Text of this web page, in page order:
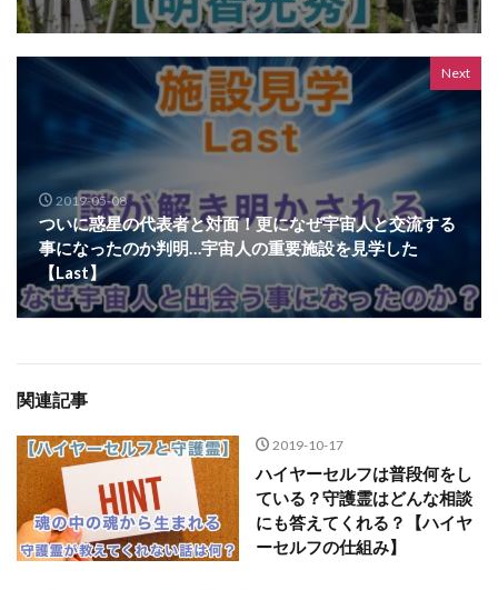
Next
2019-05-08
ついに惑星の代表者と対面！更になぜ宇宙人と交流する
事になったのか判明…宇宙人の重要施設を見学した
【Last】
関連記事
2019-10-17
ハイヤーセルフは普段何をし
ている？守護霊はどんな相談
にも答えてくれる？【ハイヤ
ーセルフの仕組み】